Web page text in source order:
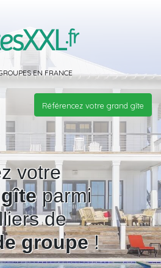
EN FRANCE
Référencez votre grand gîte
votre
parmi
de
groupe!